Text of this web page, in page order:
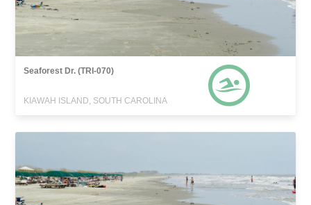
Seaforest Dr. (TRI-070)
KIAWAH ISLAND, SOUTH CAROLINA